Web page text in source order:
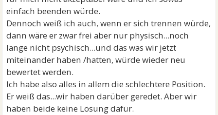
einfach beenden würde.
Dennoch weiß ich auch, wenn er sich trennen würde,
dann wäre er zwar frei aber nur physisch...noch
lange nicht psychisch...und das was wir jetzt
miteinander haben /hatten, würde wieder neu
bewertet werden.
Ich habe also alles in allem die schlechtere Position.
Er weiß das...wir haben darüber geredet. Aber wir
haben beide keine Lösung dafür.